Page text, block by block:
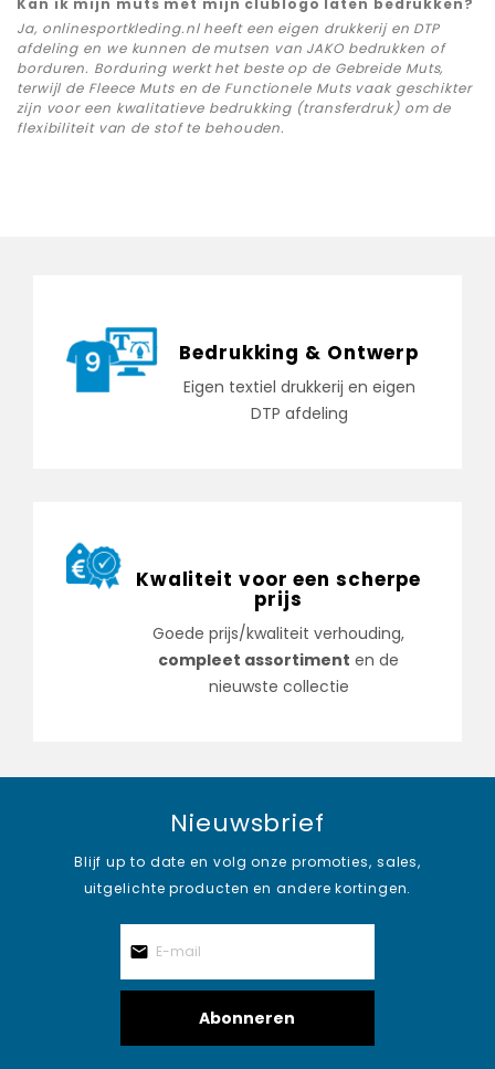
Kan ik mijn muts met mijn clublogo laten bedrukken?
Ja, onlinesportkleding.nl heeft een eigen drukkerij en DTP
afdeling en we kunnen de mutsen van JAKO bedrukken of
borduren. Borduring werkt het beste op de Gebreide Muts,
terwijl de Fleece Muts en de Functionele Muts vaak geschikter
zijn voor een kwalitatieve bedrukking (transferdruk) om de
flexibiliteit van de stof te behouden.
Bedrukking & Ontwerp
Eigen textiel drukkerij en eigen
DTP afdeling
Kwaliteit voor een scherpe
prijs
Goede prijs/kwaliteit verhouding,
compleet assortiment en de
nieuwste collectie
Nieuwsbrief
Blijf up to date en volg onze promoties, sales,
uitgelichte producten en andere kortingen.
Abonneren